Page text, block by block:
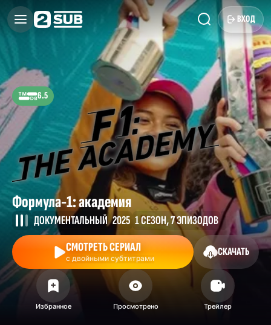
ВХОД
6.5
Формула-1: академия
ДОКУМЕНТАЛЬНЫЙ 2025 1 СЕЗОН, 7 ЭПИЗОДОВ
СМОТРЕТЬ СЕРИАЛ
с двойными субтитрами
СКАЧАТЬ